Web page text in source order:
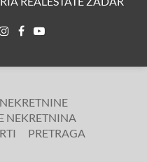
NEKRETNINA
PRETRAGA